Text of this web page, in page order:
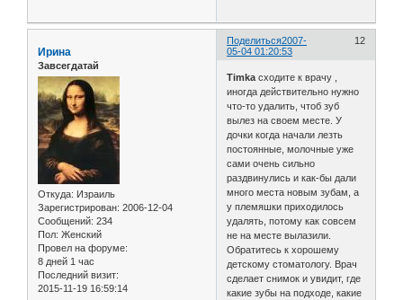
Поделиться 12
2007-
05-04 01:20:53
Ирина
Завсегдатай
Откуда: Израиль
Зарегистрирован: 2006-12-04
Сообщений: 234
Пол: Женский
Провел на форуме:
8 дней 1 час
Последний визит:
2015-11-19 16:59:14
Timka сходите к врачу ,
иногда действительно нужно
что-то удалить, чтоб зуб
вылез на своем месте. У
дочки когда начали лезть
постоянные, молочные уже
сами очень сильно
раздвинулись и как-бы дали
много места новым зубам, а
у племяшки приходилось
удалять, потому как совсем
не на месте вылазили.
Обратитесь к хорошему
детскому стоматологу. Врач
сделает снимок и увидит, где
какие зубы на подходе, какие